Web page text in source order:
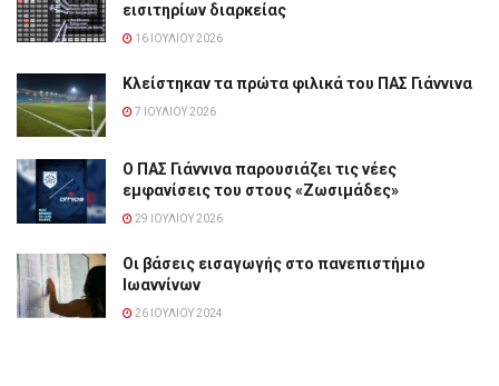
εισιτηρίων διαρκείας
16 ΙΟΥΛΊΟΥ 2026
Κλείστηκαν τα πρώτα φιλικά του ΠΑΣ Γιάννινα
7 ΙΟΥΛΊΟΥ 2026
Ο ΠΑΣ Γιάννινα παρουσιάζει τις νέες
εμφανίσεις του στους «Ζωσιμάδες»
29 ΙΟΥΛΊΟΥ 2026
Οι βάσεις εισαγωγής στο πανεπιστήμιο
Ιωαννίνων
26 ΙΟΥΛΊΟΥ 2024